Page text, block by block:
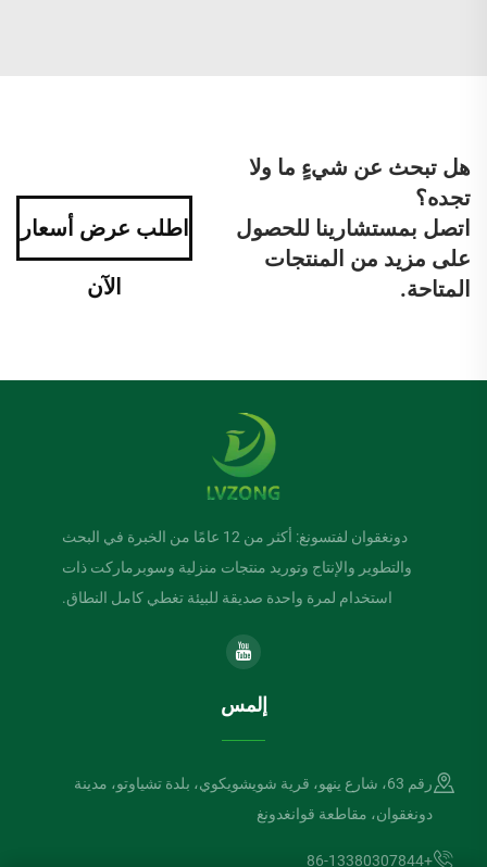
هل تبحث عن شيءٍ ما ولا
تجده؟
اتصل بمستشارينا للحصول
على مزيد من المنتجات
المتاحة.
اطلب عرض أسعار
الآن
دونغقوان لفتسونغ: أكثر من 12 عامًا من الخبرة في البحث
والتطوير والإنتاج وتوريد منتجات منزلية وسوبرماركت ذات
استخدام لمرة واحدة صديقة للبيئة تغطي كامل النطاق.
إلمس
رقم 63، شارع ينهو، قرية شويشويكوي، بلدة تشياوتو، مدينة
دونغقوان، مقاطعة قوانغدونغ
+86-13380307844